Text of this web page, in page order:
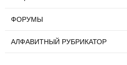
ФОРУМЫ
АЛФАВИТНЫЙ РУБРИКАТОР